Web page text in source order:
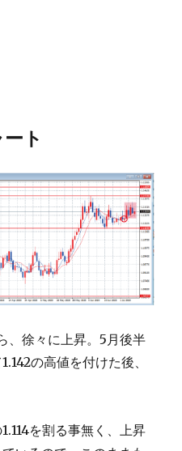
ト
、徐々に上昇。5月後半
の高値を付けた後、
を割る事無く、上昇